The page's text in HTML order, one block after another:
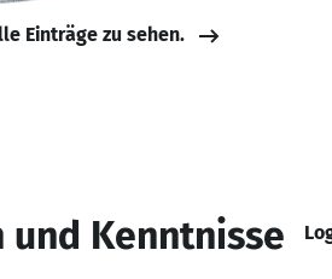
Einträge zu sehen.
und Kenntnisse